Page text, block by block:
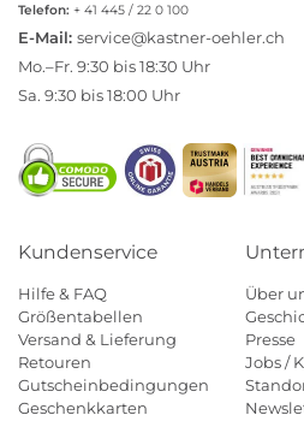
Telefon: + 41 445 / 22 0 100
E-Mail: service@kastner-oehler.ch
Mo.–Fr. 9:30 bis 18:30 Uhr
Sa. 9:30 bis 18:00 Uhr
Kundenservice
Hilfe & FAQ
Größentabellen
Versand & Lieferung
Retouren
Gutscheinbedingungen
Geschenkkarten
Über
Presse
Jobs /